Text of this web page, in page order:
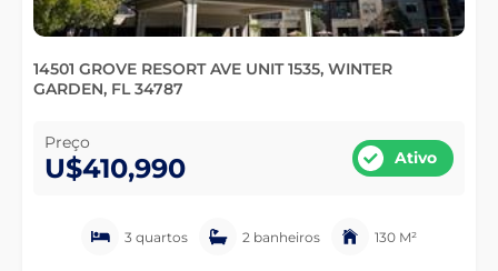
14501 GROVE RESORT AVE UNIT 1535, WINTER
GARDEN, FL 34787
Preço
U$410,990 Ativo
3 quartos 2 banheiros 130 M²